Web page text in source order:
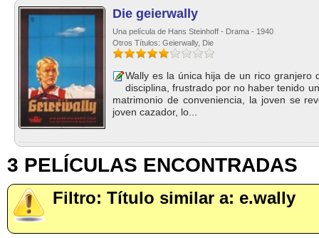
Die geierwally
Una película de Hans Steinhoff - Drama - 1940
Otros Títulos: Geierwally, Die
Wally es la única hija de un rico granjero
disciplina, frustrado por no haber tenido
matrimonio de conveniencia, la joven se
joven cazador, lo...
3 PELÍCULAS ENCONTRADAS
Filtro: Título similar a: e.wally